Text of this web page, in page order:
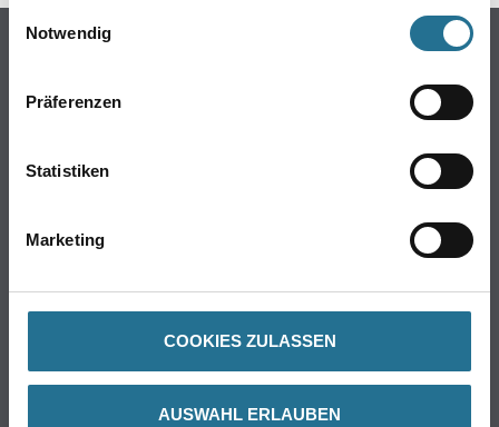
Einwilligungsauswahl
Notwendig
Präferenzen
Statistiken
Marketing
COOKIES ZULASSEN
AUSWAHL ERLAUBEN
Online-Shop
Putze- und Spachtelmassen
Wand- & Deckenbeläge
Winkler & Gräbner